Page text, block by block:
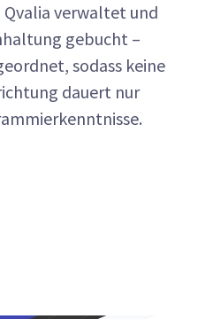
verwaltet und
gebucht –
sodass keine
dauert nur